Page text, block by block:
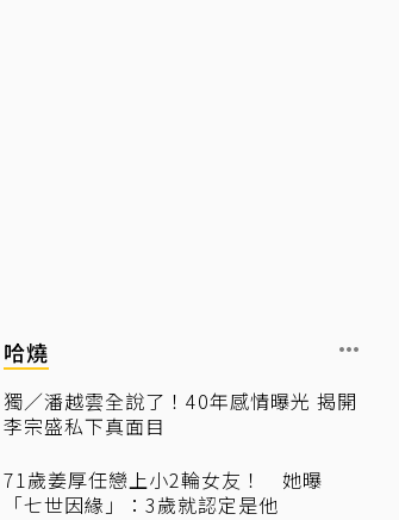
哈燒
獨／潘越雲全說了！40年感情曝光 揭開
李宗盛私下真面目
71歲姜厚任戀上小2輪女友！ 她曝
「七世因緣」：3歲就認定是他